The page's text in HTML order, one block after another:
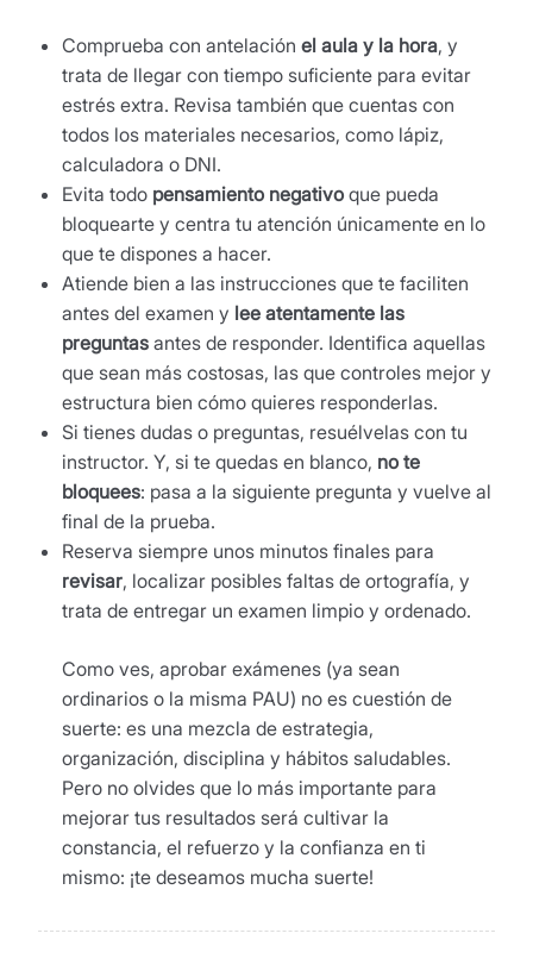
Comprueba con antelación el aula y la hora, y
trata de llegar con tiempo suficiente para evitar
estrés extra. Revisa también que cuentas con
todos los materiales necesarios, como lápiz,
calculadora o DNI.
Evita todo pensamiento negativo que pueda
bloquearte y centra tu atención únicamente en lo
que te dispones a hacer.
Atiende bien a las instrucciones que te faciliten
antes del examen y lee atentamente las
preguntas antes de responder. Identifica aquellas
que sean más costosas, las que controles mejor y
estructura bien cómo quieres responderlas.
Si tienes dudas o preguntas, resuélvelas con tu
instructor. Y, si te quedas en blanco, no te
bloquees: pasa a la siguiente pregunta y vuelve al
final de la prueba.
Reserva siempre unos minutos finales para
revisar, localizar posibles faltas de ortografía, y
trata de entregar un examen limpio y ordenado.
Como ves, aprobar exámenes (ya sean
ordinarios o la misma PAU) no es cuestión de
suerte: es una mezcla de estrategia,
organización, disciplina y hábitos saludables.
Pero no olvides que lo más importante para
mejorar tus resultados será cultivar la
constancia, el refuerzo y la confianza en ti
mismo: ¡te deseamos mucha suerte!